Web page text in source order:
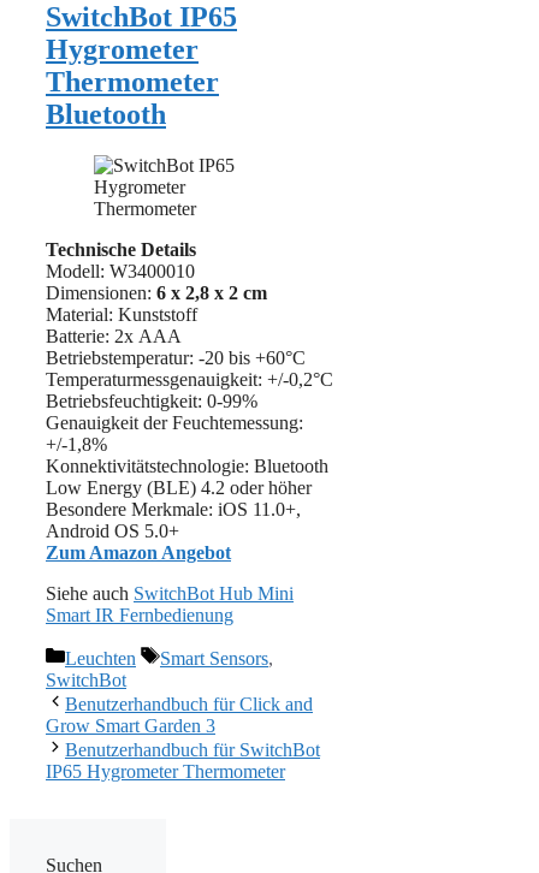
SwitchBot IP65
Hygrometer
Thermometer
Bluetooth
Technische Details
Modell: W3400010
Dimensionen: 6 x 2,8 x 2 cm
Material: Kunststoff
Batterie: 2x AAA
Betriebstemperatur: -20 bis +60°C
Temperaturmessgenauigkeit: +/-0,2°C
Betriebsfeuchtigkeit: 0-99%
Genauigkeit der Feuchtemessung:
+/-1,8%
Konnektivitätstechnologie: Bluetooth
Low Energy (BLE) 4.2 oder höher
Besondere Merkmale: ‎iOS 11.0+,
Android OS 5.0+
Zum Amazon Angebot
Siehe auch SwitchBot Hub Mini
Smart IR Fernbedienung
Kategorien
Leuchten Schlagwörter
Smart Sensors,
SwitchBot
Benutzerhandbuch für Click and
Grow Smart Garden 3
Benutzerhandbuch für SwitchBot
IP65 Hygrometer Thermometer
Suchen